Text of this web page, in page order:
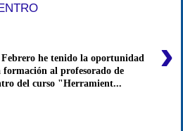
›
Febrero he tenido la oportunidad
al profesorado de
del curso "Herramient...